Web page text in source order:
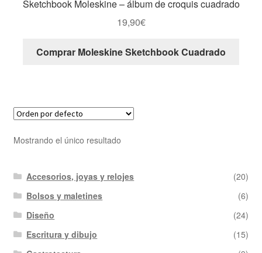
Sketchbook Moleskine – álbum de croquis cuadrado
19,90€
Comprar Moleskine Sketchbook Cuadrado
Mostrando el único resultado
Accesorios, joyas y relojes
(20)
Bolsos y maletines
(6)
Diseño
(24)
Escritura y dibujo
(15)